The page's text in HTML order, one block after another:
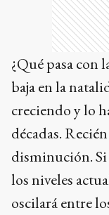
¿Qué pasa con
baja en la
creciendo y lo
décadas.
disminución.
los niveles
oscilará entre